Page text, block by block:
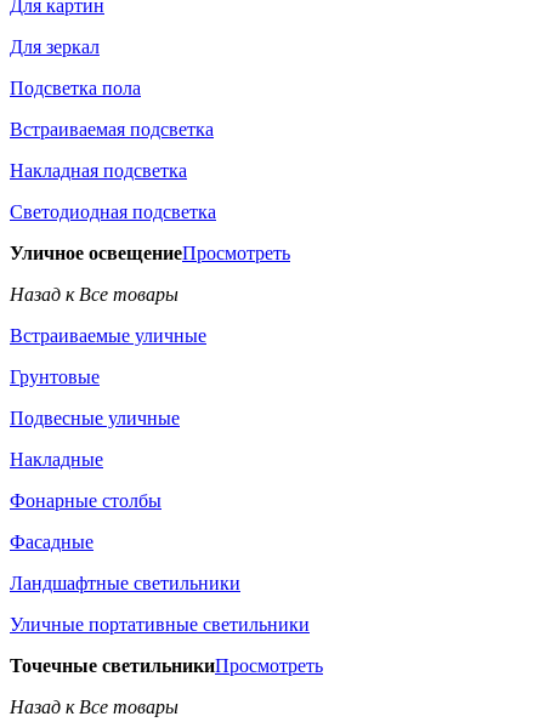
Для картин
Для зеркал
Подсветка пола
Встраиваемая подсветка
Накладная подсветка
Светодиодная подсветка
Уличное освещениеПросмотреть
Назад к Все товары
Встраиваемые уличные
Грунтовые
Подвесные уличные
Накладные
Фонарные столбы
Фасадные
Ландшафтные светильники
Уличные портативные светильники
Точечные светильникиПросмотреть
Назад к Все товары